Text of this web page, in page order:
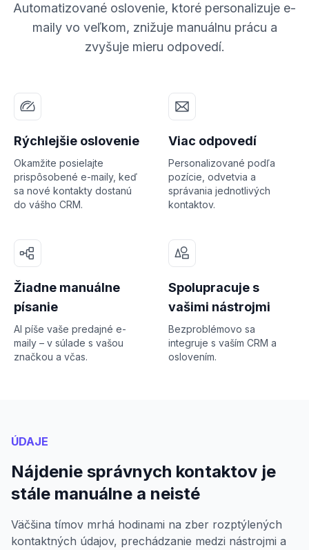
Automatizované oslovenie, ktoré personalizuje e-
maily vo veľkom, znižuje manuálnu prácu a
zvyšuje mieru odpovedí.
Rýchlejšie oslovenie
Okamžite posielajte
prispôsobené e-maily, keď
sa nové kontakty dostanú
do vášho CRM.
Viac odpovedí
Personalizované podľa
pozície, odvetvia a
správania jednotlivých
kontaktov.
Žiadne manuálne
písanie
AI píše vaše predajné e-
maily – v súlade s vašou
značkou a včas.
Spolupracuje s
vašimi nástrojmi
Bezproblémovo sa
integruje s vaším CRM a
oslovením.
ÚDAJE
Nájdenie správnych kontaktov je
stále manuálne a neisté
Väčšina tímov mrhá hodinami na zber rozptýlených
kontaktných údajov, prechádzanie medzi nástrojmi a